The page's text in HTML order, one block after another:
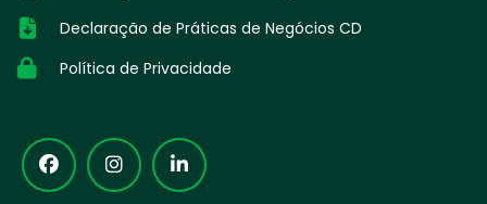
Declaração de Práticas de Negócios CD
Política de Privacidade